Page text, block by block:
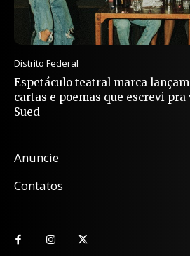
Distrito Federal
Espetáculo teatral marca
cartas e poemas que escrevi pra
Sued
Anuncie
Contatos